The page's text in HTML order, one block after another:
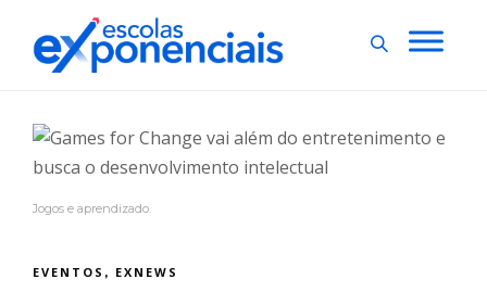
Jogos e aprendizado.
EVENTOS , EXNEWS